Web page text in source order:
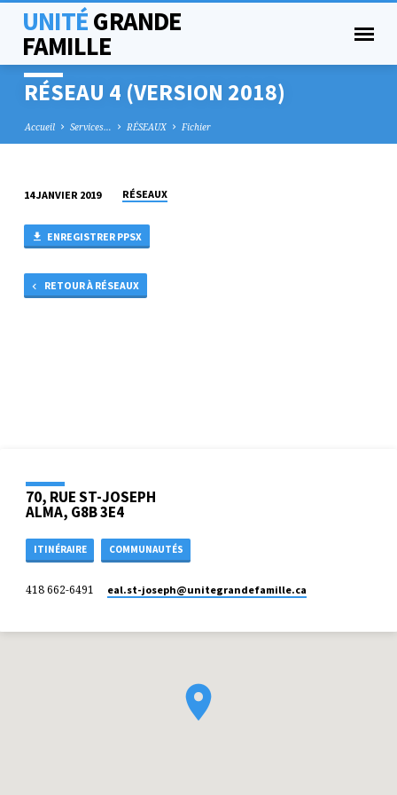
UNITÉGRANDE
FAMILLE
RÉSEAU 4 (VERSION 2018)
Accueil Services… RÉSEAUX Fichier
RÉSEAU
4
(VERSION
2018)
14 JANVIER 2019 RÉSEAUX
ENREGISTRER PPSX
RETOUR À RÉSEAUX
70, RUE ST-JOSEPH
ALMA, G8B 3E4
ITINÉRAIRE COMMUNAUTÉS
418 662-6491 eal.st-joseph​@unitegrandefamille.ca